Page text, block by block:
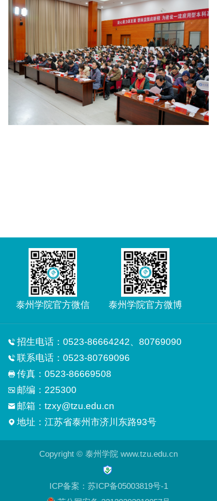
泰州学院官方微信 泰州学院官方微博
招生电话：0523-86664242、80769090
联系电话：0523-80769096
传真：0523-86669508
邮编：225300
邮箱：tzxy@tzu.edu.cn
地址：江苏省泰州市济川东路93号
Copyright © 泰州学院 www.tzu.edu.cn
ICP备案：苏ICP备05003819号-1